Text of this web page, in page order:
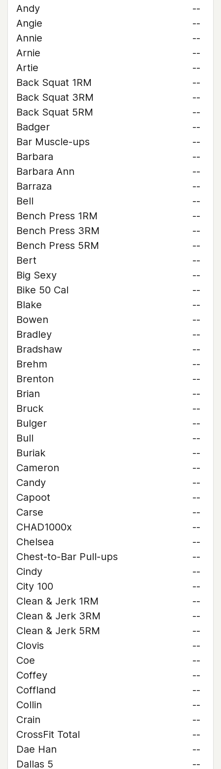
Andy
--
Angie
--
Annie
--
Arnie
--
Artie
--
Back Squat 1RM
--
Back Squat 3RM
--
Back Squat 5RM
--
Badger
--
Bar Muscle-ups
--
Barbara
--
Barbara Ann
--
Barraza
--
Bell
--
Bench Press 1RM
--
Bench Press 3RM
--
Bench Press 5RM
--
Bert
--
Big Sexy
--
Bike 50 Cal
--
Blake
--
Bowen
--
Bradley
--
Bradshaw
--
Brehm
--
Brenton
--
Brian
--
Bruck
--
Bulger
--
Bull
--
Buriak
--
Cameron
--
Candy
--
Capoot
--
Carse
--
CHAD1000x
--
Chelsea
--
Chest-to-Bar Pull-ups
--
Cindy
--
City 100
--
Clean & Jerk 1RM
--
Clean & Jerk 3RM
--
Clean & Jerk 5RM
--
Clovis
--
Coe
--
Coffey
--
Coffland
--
Collin
--
Crain
--
CrossFit Total
--
Dae Han
--
Dallas 5
--